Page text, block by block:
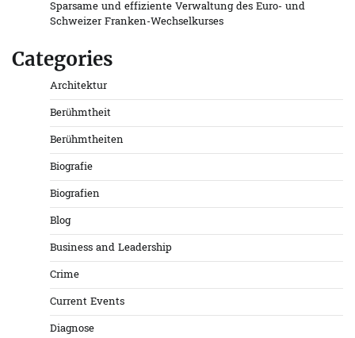
Sparsame und effiziente Verwaltung des Euro- und
Schweizer Franken-Wechselkurses
Categories
Architektur
Berühmtheit
Berühmtheiten
Biografie
Biografien
Blog
Business and Leadership
Crime
Current Events
Diagnose